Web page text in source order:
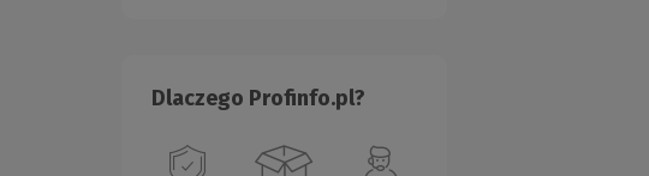
Dlaczego Profinfo.pl?